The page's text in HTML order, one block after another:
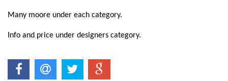
Many moore under each category.
Info and price under designers category.